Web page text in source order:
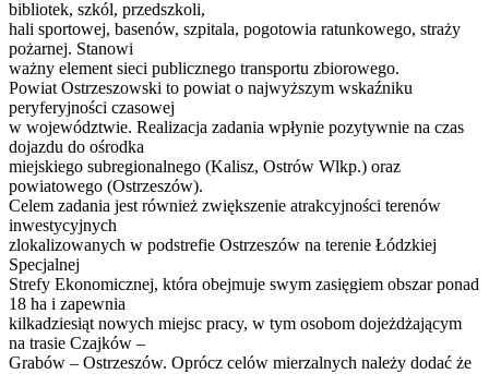
bibliotek, szkól, przedszkoli,
hali sportowej, basenów, szpitala, pogotowia ratunkowego, straży
pożarnej. Stanowi
ważny element sieci publicznego transportu zbiorowego.
Powiat Ostrzeszowski to powiat o najwyższym wskaźniku
peryferyjności czasowej
w województwie. Realizacja zadania wpłynie pozytywnie na czas
dojazdu do ośrodka
miejskiego subregionalnego (Kalisz, Ostrów Wlkp.) oraz
powiatowego (Ostrzeszów).
Celem zadania jest również zwiększenie atrakcyjności terenów
inwestycyjnych
zlokalizowanych w podstrefie Ostrzeszów na terenie Łódzkiej
Specjalnej
Strefy Ekonomicznej, która obejmuje swym zasięgiem obszar ponad
18 ha i zapewnia
kilkadziesiąt nowych miejsc pracy, w tym osobom dojeżdżającym
na trasie Czajków –
Grabów – Ostrzeszów. Oprócz celów mierzalnych należy dodać że